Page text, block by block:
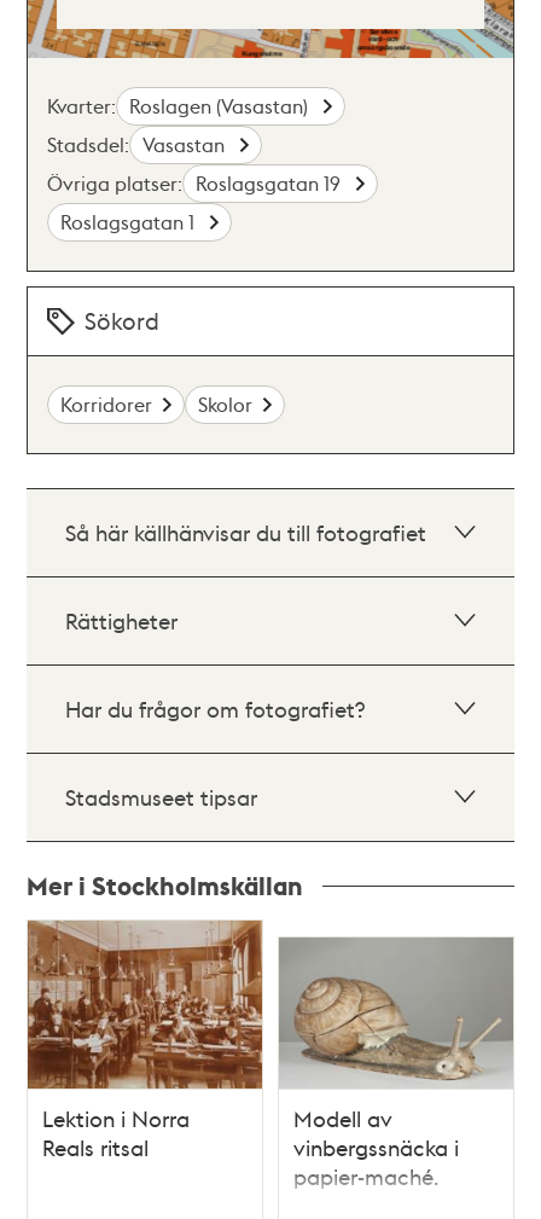
Kvarter: Roslagen (Vasastan)
Stadsdel: Vasastan
Övriga platser: Roslagsgatan 19
Roslagsgatan 1
Sökord
Korridorer Skolor
Så här källhänvisar du till fotografiet
Rättigheter
Har du frågor om fotografiet?
Stadsmuseet tipsar
Mer i Stockholmskällan
Relaterade
poster
och
teman
Lektion i Norra
Reals ritsal
Modell av
vinbergssnäcka i
papier-maché.